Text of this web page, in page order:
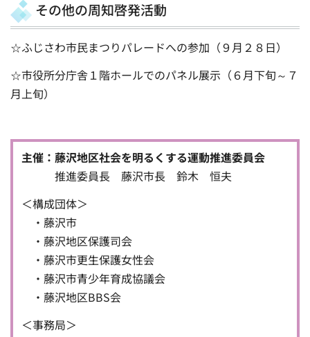
その他の周知啓発活動
☆ふじさわ市民まつりパレードへの参加（９月２８日）
☆市役所分庁舎１階ホールでのパネル展示（６月下旬～７
月上旬）
主催： 藤沢地区社会を明るくする運動推進委員会
推進委員長 藤沢市長 鈴木 恒夫
＜構成団体＞
・藤沢市
・藤沢地区保護司会
・藤沢市更生保護女性会
・藤沢市青少年育成協議会
・藤沢地区BBS会
＜事務局＞